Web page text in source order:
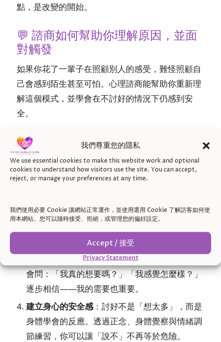
我們尊重您的隱私
We use essential cookies to make this website work and optional
cookies to understand how visitors use the site. You can accept,
reject, or manage your preferences at any time.
我們使用必要 Cookie 讓網站正常運作，並使用選用 Cookie 了解訪客如何使
用本網站。您可以隨時接受、拒絕，或管理您的偏好設定。
Accept / 接受
Privacy Statement
點，是改變的開始。
💬 諮商如何幫助你理解原因，並面
對觸發
如果你花了一輩子在照顧別人的感受，難怪照顧自
己會感到陌生甚至可怕。心理諮商能幫助你重新理
解這個模式，並學會在不討好的情況下仍感到安
全。
以同理心探索根源
以回顧討好模式從何而來——是家庭期待、情感
忽視，還是文化壓力。你會逐漸看見，這不是缺
陷，而是保護。
又在取悅別人了」的瞬間。那是焦慮、胸口緊
選擇，讓你不再被恐懼驅動。
重連自己的感受與需求：在治療中，你會重新學
會問：「我真的想要嗎？」「我感覺怎麼樣？」
逐步相信——我的需要也重要。
建立身心的安全感：討好不是「想太多」，而是
身體學會的反應。透過正念、身體覺察與情緒調
節練習，你可以讓「說不」不再等於危險。